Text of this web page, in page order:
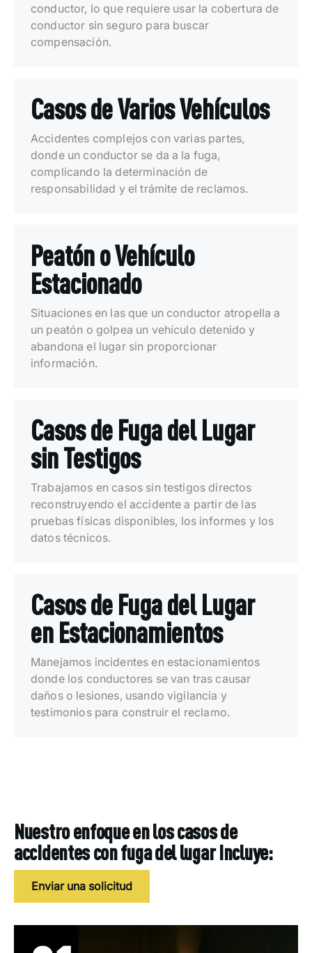
conductor, lo que requiere usar la cobertura de
conductor sin seguro para buscar
compensación.
Casos de Varios Vehículos
Accidentes complejos con varias partes,
donde un conductor se da a la fuga,
complicando la determinación de
responsabilidad y el trámite de reclamos.
Peatón o Vehículo
Estacionado
Situaciones en las que un conductor atropella a
un peatón o golpea un vehículo detenido y
abandona el lugar sin proporcionar
información.
Casos de Fuga del Lugar
sin Testigos
Trabajamos en casos sin testigos directos
reconstruyendo el accidente a partir de las
pruebas físicas disponibles, los informes y los
datos técnicos.
Casos de Fuga del Lugar
en Estacionamientos
Manejamos incidentes en estacionamientos
donde los conductores se van tras causar
daños o lesiones, usando vigilancia y
testimonios para construir el reclamo.
Nuestro enfoque en los casos de
accidentes con fuga del lugar incluye:
Enviar una solicitud